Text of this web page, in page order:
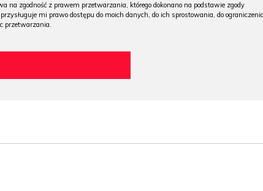
na zgodność z prawem przetwarzania, którego dokonano na podstawie zgody
mi prawo dostępu do moich danych, do ich sprostowania, do ograniczenia
przetwarzania.